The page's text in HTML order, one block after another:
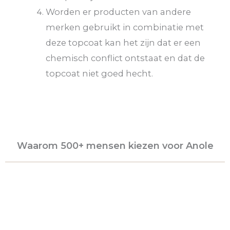
Worden er producten van andere
merken gebruikt in combinatie met
deze topcoat kan het zijn dat er een
chemisch conflict ontstaat en dat de
topcoat niet goed hecht.
Waarom 500+ mensen kiezen voor Anole